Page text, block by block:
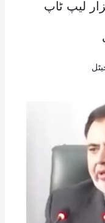
کشمیر کے طلبہ کو 5 ہزار لیپ ٹاپ